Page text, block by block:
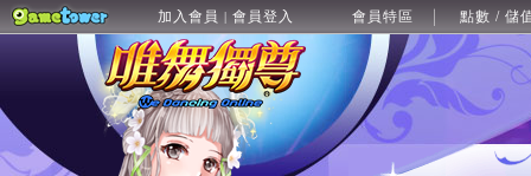
加入會員 | 會員登入 會員特區 點數 / 儲